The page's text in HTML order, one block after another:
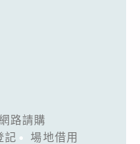
路請購
記
場地借用